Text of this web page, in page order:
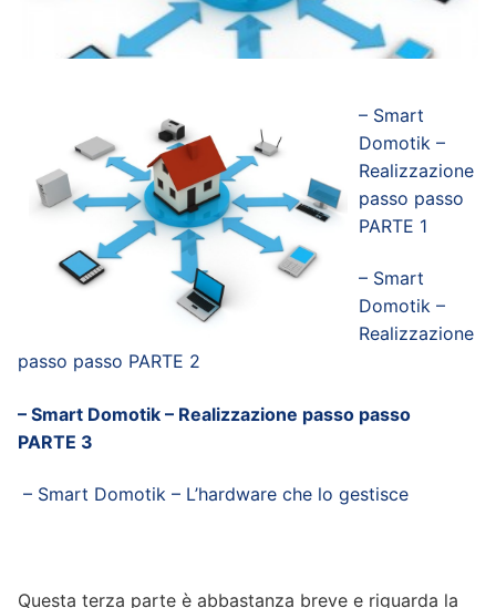
– Smart
Domotik –
Realizzazione
passo passo
PARTE 1
– Smart
Domotik –
Realizzazione
passo passo PARTE 2
– Smart Domotik – Realizzazione passo passo
PARTE 3
– Smart Domotik – L’hardware che lo gestisce
Questa terza parte è abbastanza breve e riguarda la